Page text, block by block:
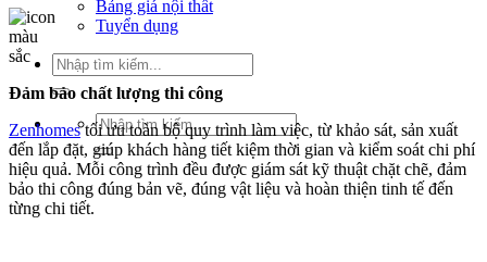
Bảng giá nội thất
Tuyển dụng
Tìm
kiếm:
Tìm
kiếm:
Đảm bảo chất lượng thi công
Zenhomestối ưu toàn bộ quy trình làm việc, từ khảo sát, sản xuất
đến lắp đặt, giúp khách hàng tiết kiệm thời gian và kiểm soát chi phí
hiệu quả. Mỗi công trình đều được giám sát kỹ thuật chặt chẽ, đảm
bảo thi công đúng bản vẽ, đúng vật liệu và hoàn thiện tinh tế đến
từng chi tiết.